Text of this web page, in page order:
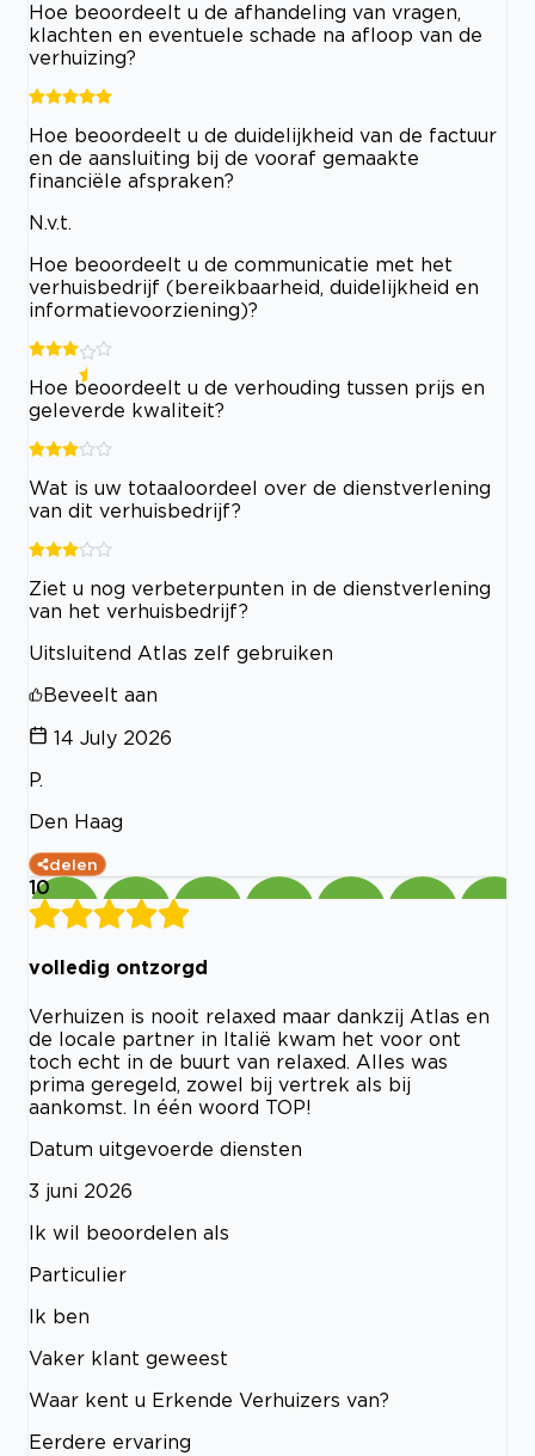
Hoe beoordeelt u de afhandeling van vragen,
klachten en eventuele schade na afloop van de
verhuizing?
Hoe beoordeelt u de duidelijkheid van de factuur
en de aansluiting bij de vooraf gemaakte
financiële afspraken?
N.v.t.
Hoe beoordeelt u de communicatie met het
verhuisbedrijf (bereikbaarheid, duidelijkheid en
informatievoorziening)?
Hoe beoordeelt u de verhouding tussen prijs en
geleverde kwaliteit?
Wat is uw totaaloordeel over de dienstverlening
van dit verhuisbedrijf?
Ziet u nog verbeterpunten in de dienstverlening
van het verhuisbedrijf?
Uitsluitend Atlas zelf gebruiken
Beveelt aan
14 July 2026
P.
Den Haag
delen
10
volledig ontzorgd
Verhuizen is nooit relaxed maar dankzij Atlas en
de locale partner in Italië kwam het voor ont
toch echt in de buurt van relaxed. Alles was
prima geregeld, zowel bij vertrek als bij
aankomst. In één woord TOP!
Datum uitgevoerde diensten
3 juni 2026
Ik wil beoordelen als
Particulier
Ik ben
Vaker klant geweest
Waar kent u Erkende Verhuizers van?
Eerdere ervaring